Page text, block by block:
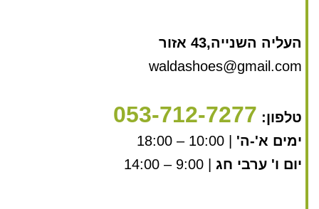
העליה השנייה,43 אזור
waldashoes@gmail.com
טלפון: 053-712-7277
ימים א'-ה' | 10:00 – 18:00
יום ו' ערבי חג | 9:00 – 14:00